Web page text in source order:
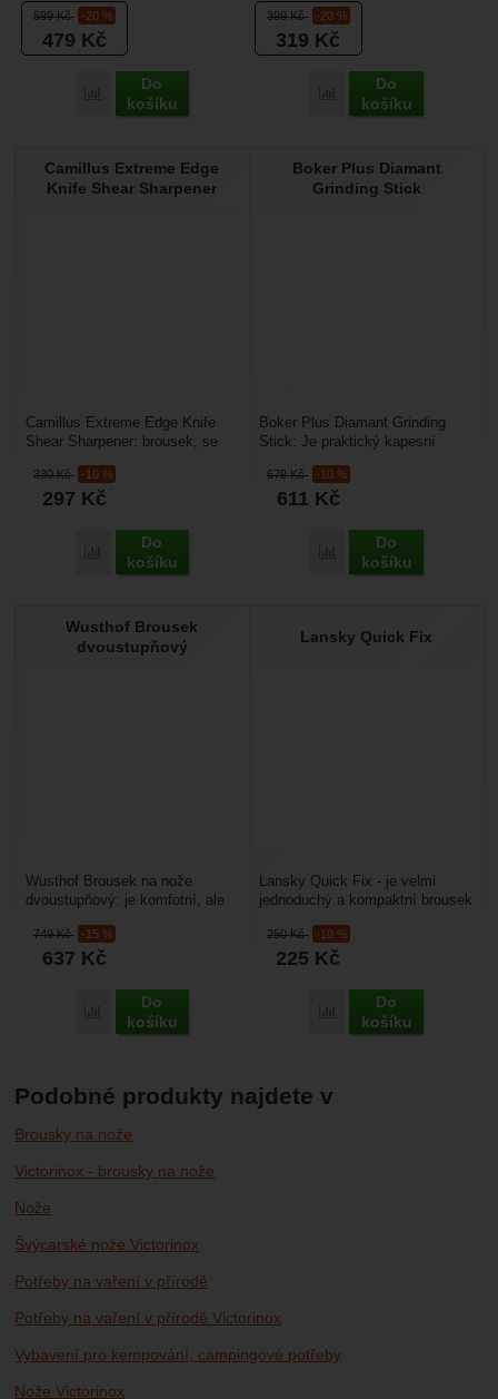
599Kč -20 %
479 Kč
Porovnat
Do
košíku
na menší...
399Kč -20 %
319 Kč
Porovnat
Do
košíku
vhodný hlavně...
Camillus Extreme Edge
Knife Shear Sharpener
330Kč -10 %
297 Kč
Porovnat
Do
košíku
Camillus Extreme Edge Knife
Shear Sharpener: brousek, se
Na vrchu je osazen...
Boker Plus Diamant
Grinding Stick
679Kč -10 %
611 Kč
Porovnat
Do
košíku
Boker Plus Diamant Grinding
Stick: Je praktický kapesní
údržbu ostří nožů,...
Wusthof Brousek
dvoustupňový
749Kč -15 %
637 Kč
Porovnat
Do
košíku
Wusthof Brousek na nože
dvoustupňový: je komfotní, ale
kuchyňský brousek, kterým...
Lansky Quick Fix
250Kč -10 %
225 Kč
Porovnat
Do
košíku
Lansky Quick Fix - je velmi
jednoduchý a kompaktní brousek
přebroušení někde mimo...
Podobné produkty najdete v
Brousky na nože
Victorinox - brousky na nože
Nože
Švýcarské nože Victorinox
Potřeby na vaření v přírodě
Potřeby na vaření v přírodě Victorinox
Vybavení pro kempování, campingové potřeby
Nože Victorinox